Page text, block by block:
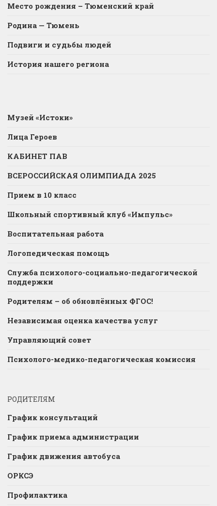
Место рождения – Тюменский край
Родина — Тюмень
Подвиги и судьбы людей
История нашего региона
Музей «Истоки»
Лица Героев
КАБИНЕТ ПАВ
ВСЕРОССИЙСКАЯ ОЛИМПИАДА 2025
Прием в 10 класс
Школьный спортивный клуб «Импульс»
Воспитательная работа
Логопедическая помощь
Служба психолого-социально-педагогической
поддержки
Родителям – об обновлённых ФГОС!
Независимая оценка качества услуг
Управляющий совет
Психолого-медико-педагогическая комиссия
РОДИТЕЛЯМ
График консультаций
График приема администрации
График движения автобуса
ОРКСЭ
Профилактика